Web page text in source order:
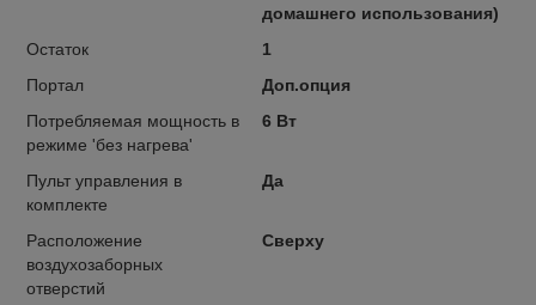
домашнего использования)
Остаток
1
Портал
Доп.опция
Потребляемая мощность в
режиме 'без нагрева'
6 Вт
Пульт управления в
комплекте
Да
Расположение
воздухозаборных
отверстий
Сверху